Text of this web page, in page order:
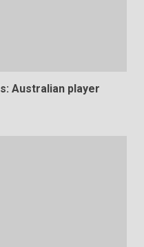
Australian player